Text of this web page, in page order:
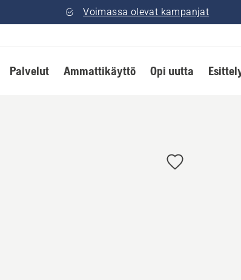
Voimassa olevat kampanjat
Palvelut Ammattikäyttö Opi uutta